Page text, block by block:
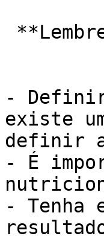
-
existe
definir
- É
- Tenha